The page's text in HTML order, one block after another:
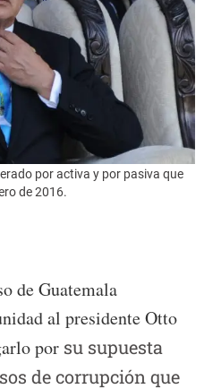
por activa y por pasiva que
de 2016.
de Guatemala
al presidente Otto
por su supuesta
de corrupción que